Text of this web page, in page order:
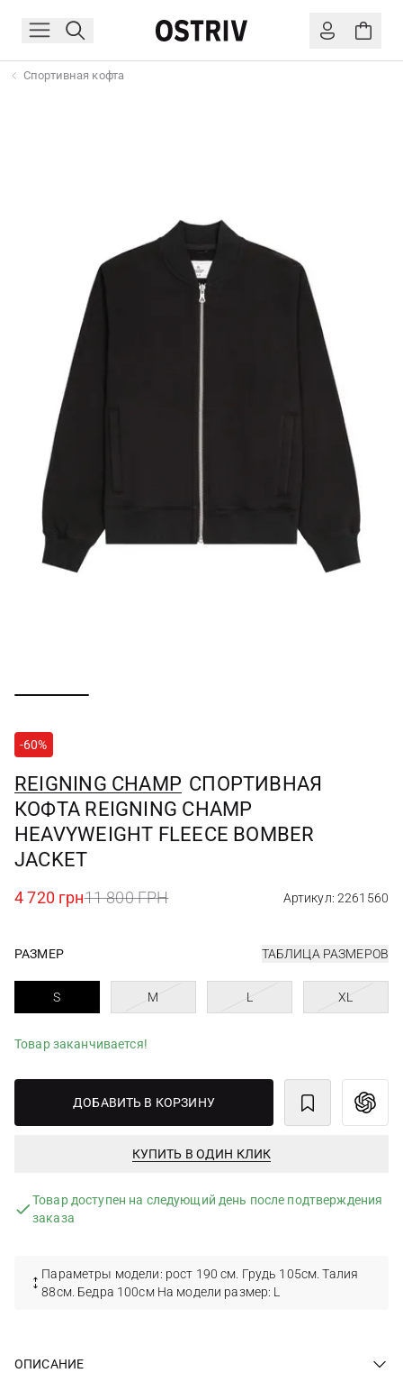
Спортивная кофта
-60%
REIGNING CHAMP СПОРТИВНАЯ
КОФТА REIGNING CHAMP
HEAVYWEIGHT FLEECE BOMBER
JACKET
4 720 грн11 800 ГРН Артикул: 2261560
РАЗМЕР ТАБЛИЦА РАЗМЕРОВ
S M L XL
Товар заканчивается!
ДОБАВИТЬ В КОРЗИНУ
КУПИТЬ В ОДИН КЛИК
Товар доступен на следующий день после подтверждения
заказа
Параметры модели: рост 190 см. Грудь 105см. Талия
88см. Бедра 100см На модели размер: L
ОПИСАНИЕ